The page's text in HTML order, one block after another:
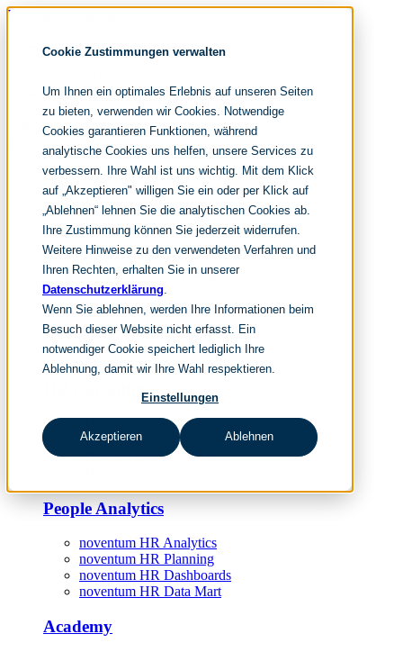
Cookie Zustimmungen verwalten
Um Ihnen ein optimales Erlebnis auf unseren Seiten
zu bieten, verwenden wir Cookies. Notwendige
Cookies garantieren Funktionen, während
analytische Cookies uns helfen, unsere Services zu
verbessern. Ihre Wahl ist uns wichtig. Mit dem Klick
auf „Akzeptieren" willigen Sie ein oder per Klick auf
„Ablehnen“ lehnen Sie die analytischen Cookies ab.
Ihre Zustimmung können Sie jederzeit widerrufen.
Weitere Hinweise zu den verwendeten Verfahren und
Ihren Rechten, erhalten Sie in unserer
Datenschutzerklärung.
Wenn Sie ablehnen, werden Ihre Informationen beim
Besuch dieser Website nicht erfasst. Ein
notwendiger Cookie speichert lediglich Ihre
Ablehnung, damit wir Ihre Wahl respektieren.
Einstellungen
Akzeptieren Ablehnen
Navigation überspringen
noventum
IT & Management Consulting
People & Culture
Navigation überspringen
Fokusthemen
Organisationsdesign
New Work Strategie
Leistungen
Organisationsentwicklung
Change Management
Innovation Management
New Work Beratung
Leadership Development
HR Consulting
HR Digitalisierungsstrategie
HR-Prozessmanagement
HR-Projektmanagement
People Analytics
noventum HR Analytics
noventum HR Planning
noventum HR Dashboards
noventum HR Data Mart
Academy